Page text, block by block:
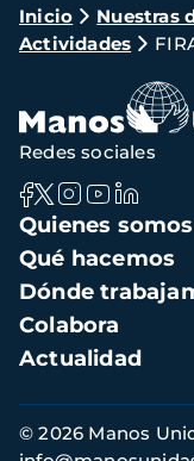
Ruta
de
navegación
Inicio Nuestras
Actividades
Navegación
principal
Quienes somos
Qué hacemos
Dónde
Colabora
Actualidad
Redes sociales
Información
de
© 2026 Manos